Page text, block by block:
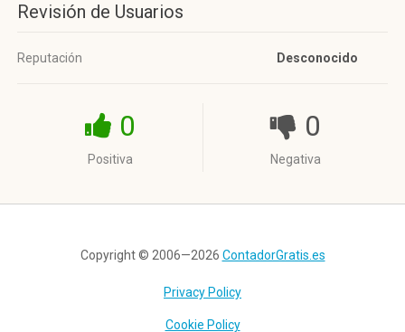
Revisión de Usuarios
Reputación Desconocido
0
Positiva
0
Negativa
Copyright © 2006—2026 ContadorGratis.es
Privacy Policy
Cookie Policy